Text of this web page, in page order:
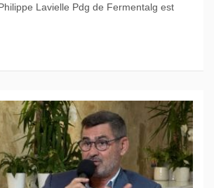
Lavielle Pdg de Fermentalg est